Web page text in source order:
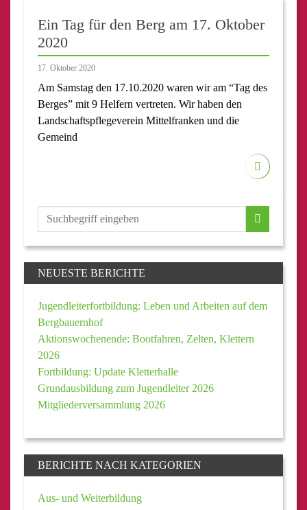
Ein Tag für den Berg am 17. Oktober
2020
17. Oktober 2020
Am Samstag den 17.10.2020 waren wir am “Tag des
Berges” mit 9 Helfern vertreten. Wir haben den
Landschaftspflegeverein Mittelfranken und die
Gemeind
NEUESTE BERICHTE
Jugendleiterfortbildung: Leben und Arbeiten auf dem
Bergbauernhof
Aktionswochenende: Bootfahren, Zelten, Klettern
2026
Fortbildung: Update Kletterhalle
Grundausbildung zum Jugendleiter 2026
Mitgliederversammlung 2026
BERICHTE NACH KATEGORIEN
Aus- und Weiterbildung